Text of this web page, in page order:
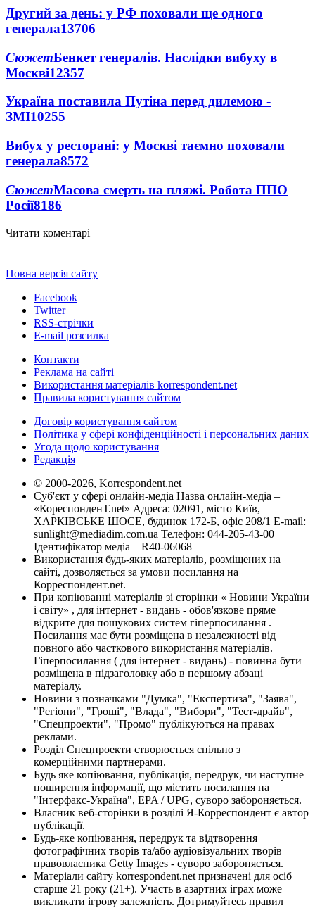
Другий за день: у РФ поховали ще одного
генерала13706
СюжетБенкет генералів. Наслідки вибуху в
Москві12357
Україна поставила Путіна перед дилемою -
ЗМІ10255
Вибух у ресторані: у Москві таємно поховали
генерала8572
СюжетМасова смерть на пляжі. Робота ППО
Росії8186
Читати коментарі
Повна версія сайту
Facebook
Twitter
RSS-стрічки
E-mail розсилка
Контакти
Реклама на сайті
Використання матеріалів korrespondent.net
Правила користування сайтом
Договір користування сайтом
Політика у сфері конфіденційності і персональних даних
Угода щодо користування
Редакція
© 2000-2026, Korrespondent.net
Суб'єкт у сфері онлайн-медіа Назва онлайн-медіа –
«КореспонденТ.net» Адреса: 02091, місто Київ,
ХАРКІВСЬКЕ ШОСЕ, будинок 172-Б, офіс 208/1 E-mail:
sunlight@mediadim.com.ua Телефон: 044-205-43-00
Ідентифікатор медіа – R40-06068
Використання будь-яких матеріалів, розміщених на
сайті, дозволяється за умови посилання на
Корреспондент.net.
При копіюванні матеріалів зі сторінки « Новини України
і світу» , для інтернет - видань - обов'язкове пряме
відкрите для пошукових систем гіперпосилання .
Посилання має бути розміщена в незалежності від
повного або часткового використання матеріалів.
Гіперпосилання ( для інтернет - видань) - повинна бути
розміщена в підзаголовку або в першому абзаці
матеріалу.
Новини з позначками "Думка", "Експертиза", "Заява",
"Регіони", "Гроші", "Влада", "Вибори", "Тест-драйв",
"Спецпроекти", "Промо" публікуються на правах
реклами.
Розділ Спецпроекти створюється спільно з
комерційними партнерами.
Будь яке копіювання, публікація, передрук, чи наступне
поширення інформації, що містить посилання на
"Інтерфакс-Україна", EPA / UPG, суворо забороняється.
Власник веб-сторінки в розділі Я-Корреспондент є автор
публікації.
Будь-яке копіювання, передрук та відтворення
фотографічних творів та/або аудіовізуальних творів
правовласника Getty Images - суворо забороняється.
Матеріали сайту korrespondent.net призначені для осіб
старше 21 року (21+). Участь в азартних іграх може
викликати ігрову залежність. Дотримуйтесь правил